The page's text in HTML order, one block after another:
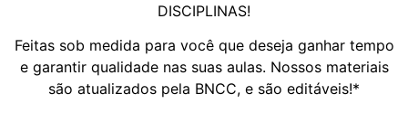
DISCIPLINAS!
Feitas sob medida para você que deseja ganhar tempo
e garantir qualidade nas suas aulas. Nossos materiais
são atualizados pela BNCC, e são editáveis!*